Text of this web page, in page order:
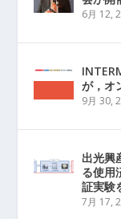
6月 12,
が，オ
9月 30,
出光興
る使用
証実験
7月 17,